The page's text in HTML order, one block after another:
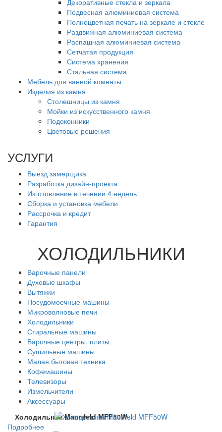
Подвесная алюминиевая система
Полноцветная печать на зеркале и стекле
Раздвижная алюминиевая система
Распашная алюминиевая система
Сетчатая продукция
Система хранения
Стальная система
Мебель для ванной комнаты
Изделия из камня
Столешницы из камня
Мойки из искусственного камня
Подоконники
Цветовые решения
УСЛУГИ
Выезд замерщика
Разработка дизайн-проекта
Изготовление в течении 4 недель
Сборка и установка мебели
Рассрочка и кредит
Гарантия
ХОЛОДИЛЬНИКИ
Варочные панели
Духовые шкафы
Вытяжки
Посудомоечные машины
Микроволновые печи
Холодильники
Стиральные машины
Варочные центры, плиты
Сушильные машины
Малая бытовая техника
Кофемашины
Телевизоры
Измельчители
Аксессуары
Холодильник Maunfeld MFF50W
Подробнее